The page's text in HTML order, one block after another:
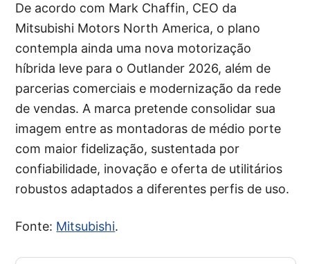
De acordo com Mark Chaffin, CEO da
Mitsubishi Motors North America, o plano
contempla ainda uma nova motorização
híbrida leve para o Outlander 2026, além de
parcerias comerciais e modernização da rede
de vendas. A marca pretende consolidar sua
imagem entre as montadoras de médio porte
com maior fidelização, sustentada por
confiabilidade, inovação e oferta de utilitários
robustos adaptados a diferentes perfis de uso.
Fonte: Mitsubishi.